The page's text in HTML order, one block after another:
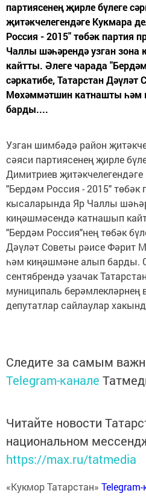
партиясенең җирле бүлеге
җитәкчелегендәге Кукмара
Россия - 2015" төбәк партия
Чаллы шәһәрендә узган
кайтты. Әлеге чарада
сәркатибе, Татарстан Дәүләт
Мөхәммәтшин катнашты һәм
барды....
Узган шимбәдә район
сәяси партиясенең җирле
Димитриев
"Бердәм Россия - 2015" төбәк
кысаларында Яр Чаллы
киңәшмәсендә катнашып
"Бердәм Россия"нең төбәк
Дәүләт Советы рәисе Фәрит
һәм киңәшмәне алып барды.
сентябрендә узачак
муниципаль берәмлекләрнең
депутатлар сайлаулар
Следите за самым
Telegram-канале
Читайте новости
национальном
https://max.ru/tatmedia
«Кукмор Татарстан» Telegram-